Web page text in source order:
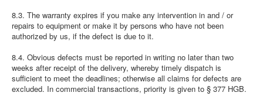
8.3. The warranty expires if you make any intervention in and / or
repairs to equipment or make it by persons who have not been
authorized by us, if the defect is due to it.
8.4. Obvious defects must be reported in writing no later than two
weeks after receipt of the delivery, whereby timely dispatch is
sufficient to meet the deadlines; otherwise all claims for defects are
excluded. In commercial transactions, priority is given to § 377 HGB.